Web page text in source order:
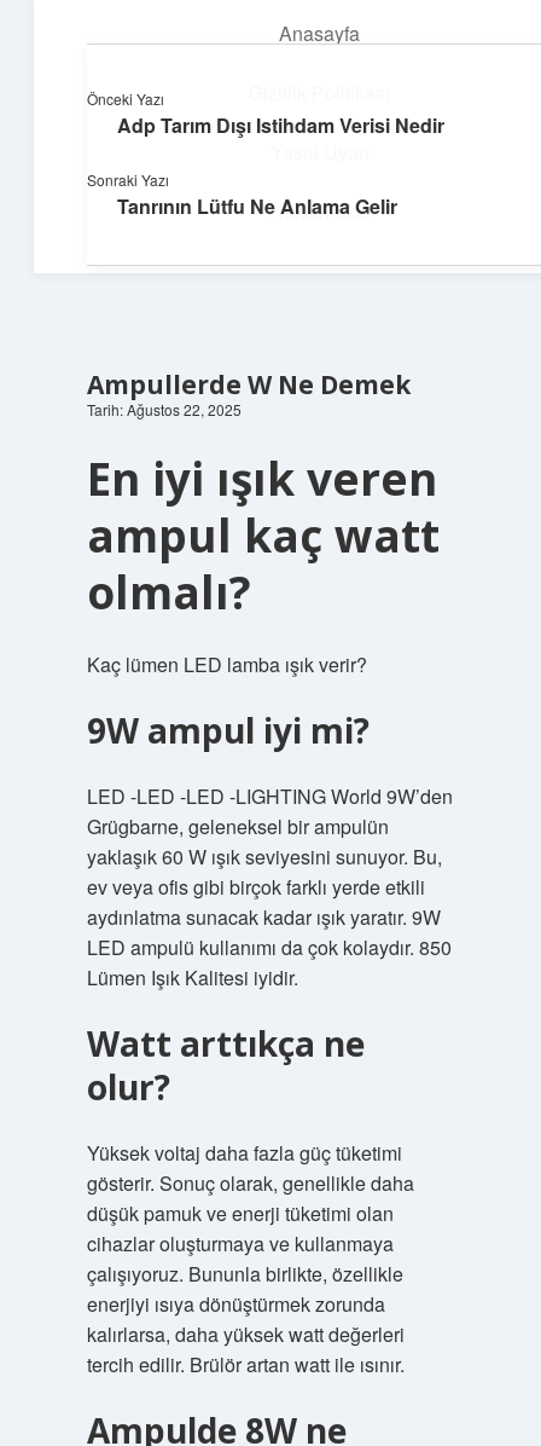
Anasayfa
Hakkımızda
Neşeli Bilgi Durağı
Hızlı hikayelerle gününü şenlendir!
Ampullerde W Ne Demek
Tarih: Ağustos 22, 2025
En iyi ışık veren
ampul kaç watt
olmalı?
Kaç lümen LED lamba ışık verir?
9W ampul iyi mi?
LED -LED -LED -LIGHTING World 9W’den
Grügbarne, geleneksel bir ampulün
yaklaşık 60 W ışık seviyesini sunuyor. Bu,
ev veya ofis gibi birçok farklı yerde etkili
aydınlatma sunacak kadar ışık yaratır. 9W
LED ampulü kullanımı da çok kolaydır. 850
Lümen Işık Kalitesi iyidir.
Watt arttıkça ne
olur?
Yüksek voltaj daha fazla güç tüketimi
gösterir. Sonuç olarak, genellikle daha
düşük pamuk ve enerji tüketimi olan
cihazlar oluşturmaya ve kullanmaya
çalışıyoruz. Bununla birlikte, özellikle
enerjiyi ısıya dönüştürmek zorunda
kalırlarsa, daha yüksek watt değerleri
tercih edilir. Brülör artan watt ile ısınır.
Ampulde 8W ne
Önceki Yazı
Adp Tarım Dışı Istihdam Verisi Nedir
Sonraki Yazı
Tanrının Lütfu Ne Anlama Gelir